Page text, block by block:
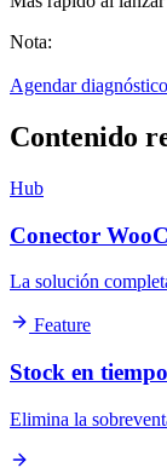
Nota:
Agendar diagnóstico
Contenido
Hub
Conector
La solución
Feature
Stock en
Elimina la